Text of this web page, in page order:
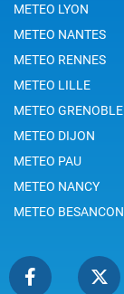
METEO LYON
METEO NANTES
METEO RENNES
METEO LILLE
METEO GRENOBLE
METEO DIJON
METEO PAU
METEO NANCY
METEO BESANCON